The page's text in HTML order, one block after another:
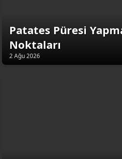
Patates Püresi
Noktaları
2 Ağu 2026